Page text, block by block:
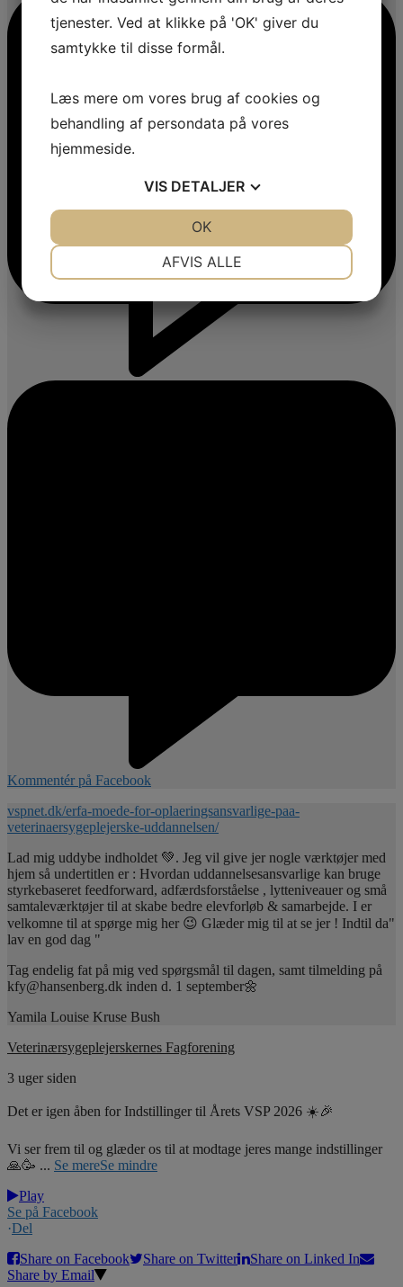
Kommentér på Facebook
vspnet.dk/erfa-moede-for-oplaeringsansvarlige-paa-
veterinaersygeplejerske-uddannelsen/
Lad mig uddybe indholdet 💚. Jeg vil give jer nogle værktøjer med
hjem så undertitlen er : Hvordan uddannelsesansvarlige kan bruge
styrkebaseret feedforward, adfærdsforståelse , lytteniveauer og små
samtaleværktøjer til at skabe bedre elevforløb & samarbejde. I er
velkomne til at spørge mig her 😉 Glæder mig til at se jer ! Indtil da"
lav en god dag "
Tag endelig fat på mig ved spørgsmål til dagen, samt tilmelding på
kfy@hansenberg.dk inden d. 1 september🌼
Yamila Louise Kruse Bush
Veterinærsygeplejerskernes Fagforening
3 uger siden
Det er igen åben for Indstillinger til Årets VSP 2026 ☀️🎉
Vi ser frem til og glæder os til at modtage jeres mange indstillinger
🙏🥳 ... Se mereSe mindre
Play
Se på Facebook
·Del
Share on Facebook
Share on Twitter
Share on Linked In
Share by Email
tjenester. Ved at klikke på 'OK' giver du
samtykke til disse formål.
Læs mere om vores brug af cookies og
behandling af persondata på vores
hjemmeside.
VIS DETALJER
AFVIS ALLE
OK